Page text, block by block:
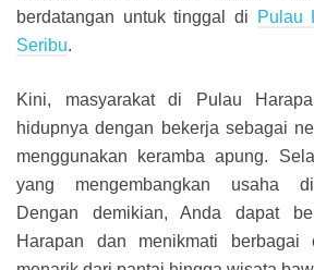
berdatangan untuk tinggal di
Pulau
Seribu.
Kini, masyarakat di Pulau
hidupnya dengan bekerja sebagai
menggunakan keramba apung.
yang mengembangkan usaha
Dengan demikian, Anda dapat
Harapan dan menikmati berbagai